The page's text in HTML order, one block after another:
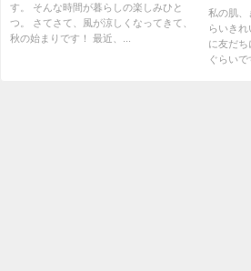
す。 そんな時間が暮らしの楽しみひと
つ。 さてさて、風が涼しくなってきて、
秋の始まりです！ 最近、...
私の肌、
らいき
に友だ
ぐらいで